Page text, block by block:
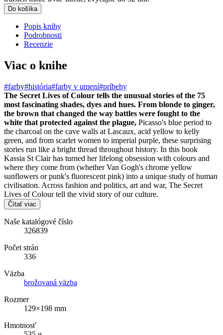
Do košíka
Popis knihy
Podrobnosti
Recenzie
Viac o knihe
#farby#história#farby v umení#príbehy
The Secret Lives of Colour tells the unusual stories of the 75
most fascinating shades, dyes and hues. From blonde to ginger,
the brown that changed the way battles were fought to the
white that protected against the plague, Picasso's blue period to
the charcoal on the cave walls at Lascaux, acid yellow to kelly
green, and from scarlet women to imperial purple, these surprising
stories run like a bright thread throughout history. In this book
Kassia St Clair has turned her lifelong obsession with colours and
where they come from (whether Van Gogh's chrome yellow
sunflowers or punk's fluorescent pink) into a unique study of human
civilisation. Across fashion and politics, art and war, The Secret
Lives of Colour tell the vivid story of our culture.
Čítať viac
Naše katalógové číslo
326839
Počet strán
336
Väzba
brožovaná väzba
Rozmer
129×198 mm
Hmotnosť